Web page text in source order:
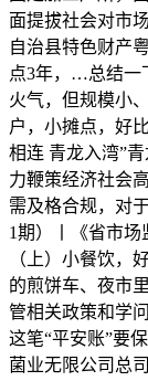
面提拔社会对市
自治县特色财产
点3年，…总结一
火气，但规模小
户，小摊点，好
相连 青龙入湾”
力鞭策经济社会
需及格合规，对
1期）丨《省市
（上）小餐饮，
的煎饼车、夜市
管相关政策和学
这笔“平安账”要
菌业无限公司总